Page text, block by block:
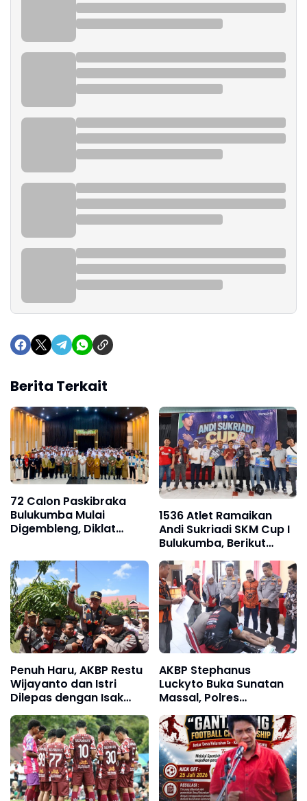
Berita Terkait
72 Calon Paskibraka
Bulukumba Mulai
Digembleng, Diklat
1536 Atlet Ramaikan
Andi Sukriadi SKM Cup I
Bulukumba, Berikut
Daftar Juara 1 hingga
64
Penuh Haru, AKBP Restu
Wijayanto dan Istri
Dilepas dengan Isak
Tangis Personel Polres
Bulukumba
AKBP Stephanus
Luckyto Buka Sunatan
Massal, Polres
Bulukumba Kolaborasi
dengan Pemuda
Pancasila